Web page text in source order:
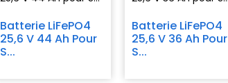
Batterie LiFePO4
25,6 V 44 Ah Pour
S...
Batterie LiFePO4
25,6 V 36 Ah Pour
S...